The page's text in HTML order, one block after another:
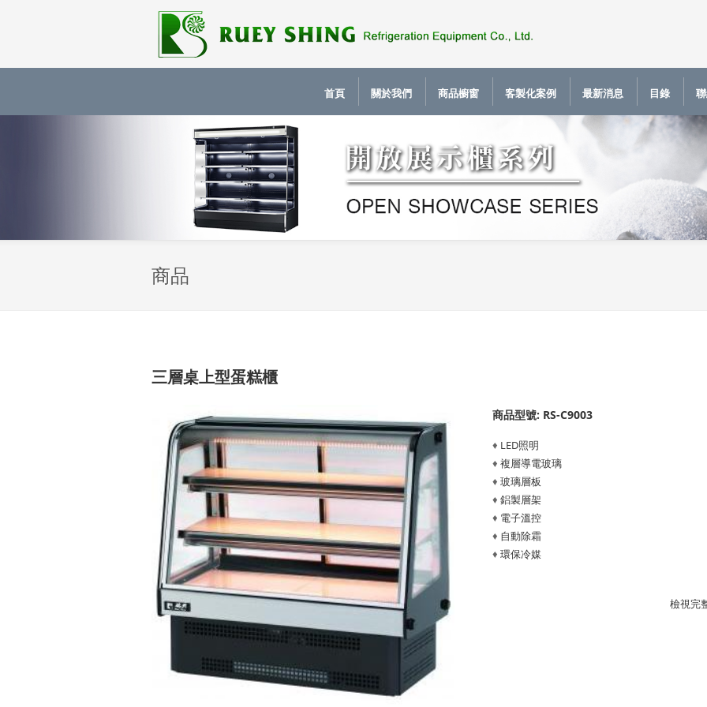
首頁 關於我們 商品櫥窗 客製化案例 最新消息 目錄
商品
三層桌上型蛋糕櫃
商品型號: RS-C9003
♦ LED照明
♦ 複層導電玻璃
♦ 玻璃層板
♦ 鋁製層架
♦ 電子溫控
♦ 自動除霜
♦ 環保冷媒
檢視完